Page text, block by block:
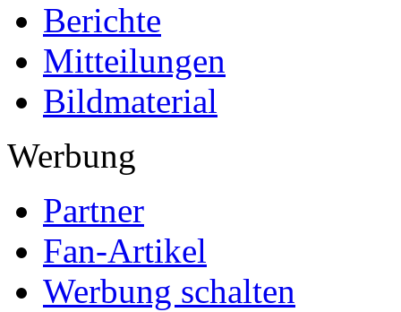
Berichte
Mitteilungen
Bildmaterial
Werbung
Partner
Fan-Artikel
Werbung schalten